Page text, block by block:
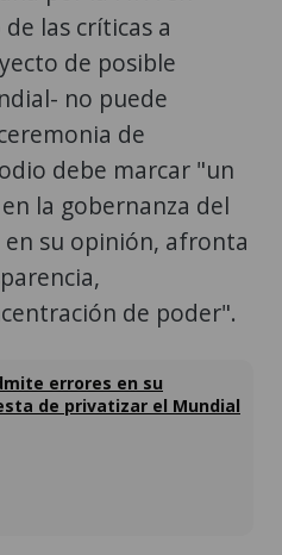
las críticas a
de posible
no puede
de
debe marcar "un
la gobernanza del
su opinión, afronta
de poder".
errores en su
de privatizar el Mundial